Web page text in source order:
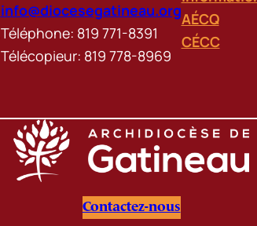
info@diocesegatineau.org
Téléphone: 819 771-8391
Télécopieur: 819 778-8969
AÉCQ
CÉCC
Contactez-nous